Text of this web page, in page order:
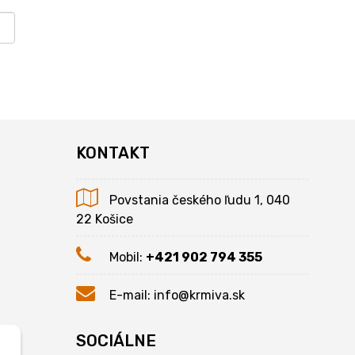
KONTAKT
Povstania českého ľudu 1, 040
22 Košice
Mobil: +421 902 794 355
E-mail: info@krmiva.sk
SOCIÁLNE